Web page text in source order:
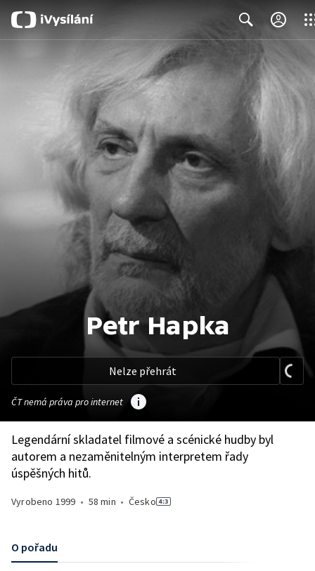
Petr Hapka
Nelze přehrát
ČT nemá práva pro internet
Legendární skladatel filmové a scénické hudby byl
autorem a nezaměnitelným interpretem řady
úspěšných hitů.
Vyrobeno 1999 • 58 min • Česko
O pořadu